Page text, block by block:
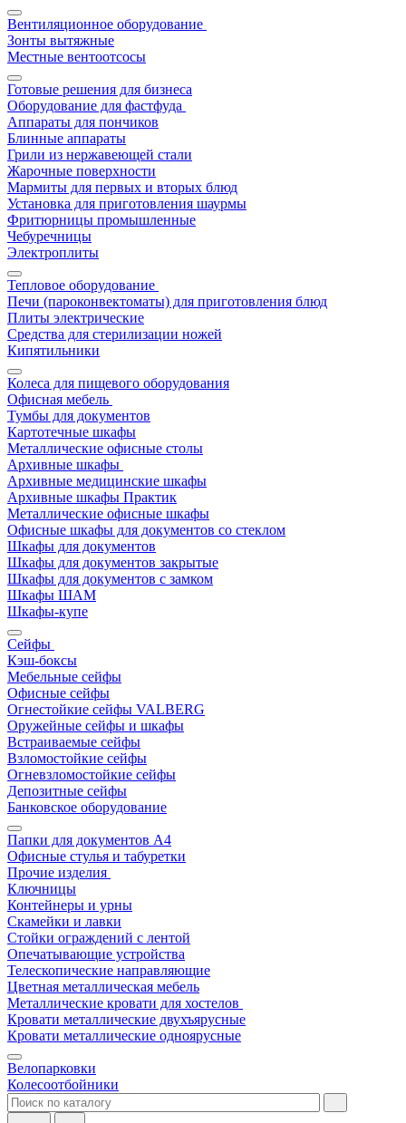
Вентиляционное оборудование
Зонты вытяжные
Местные вентоотсосы
Готовые решения для бизнеса
Оборудование для фастфуда
Аппараты для пончиков
Блинные аппараты
Грили из нержавеющей стали
Жарочные поверхности
Мармиты для первых и вторых блюд
Установка для приготовления шаурмы
Фритюрницы промышленные
Чебуречницы
Электроплиты
Тепловое оборудование
Печи (пароконвектоматы) для приготовления блюд
Плиты электрические
Средства для стерилизации ножей
Кипятильники
Колеса для пищевого оборудования
Офисная мебель
Тумбы для документов
Картотечные шкафы
Металлические офисные столы
Архивные шкафы
Архивные медицинские шкафы
Архивные шкафы Практик
Металлические офисные шкафы
Офисные шкафы для документов со стеклом
Шкафы для документов
Шкафы для документов закрытые
Шкафы для документов с замком
Шкафы ШАМ
Шкафы-купе
Сейфы
Кэш-боксы
Мебельные сейфы
Офисные сейфы
Огнестойкие сейфы VALBERG
Оружейные сейфы и шкафы
Встраиваемые сейфы
Взломостойкие сейфы
Огневзломостойкие сейфы
Депозитные сейфы
Банковское оборудование
Папки для документов A4
Офисные стулья и табуретки
Прочие изделия
Ключницы
Контейнеры и урны
Скамейки и лавки
Стойки ограждений с лентой
Опечатывающие устройства
Телескопические направляющие
Цветная металлическая мебель
Металлические кровати для хостелов
Кровати металлические двухъярусные
Кровати металлические одноярусные
Велопарковки
Колесоотбойники